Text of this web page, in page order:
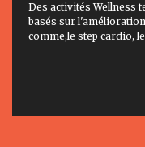
Des activités Wellness
basés sur
comme,le step cardio,